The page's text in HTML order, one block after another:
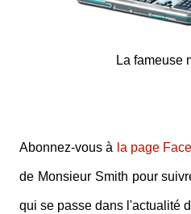
La fameuse
Abonnez-vous à la page
de Monsieur Smith pour
qui se passe dans l'actualité